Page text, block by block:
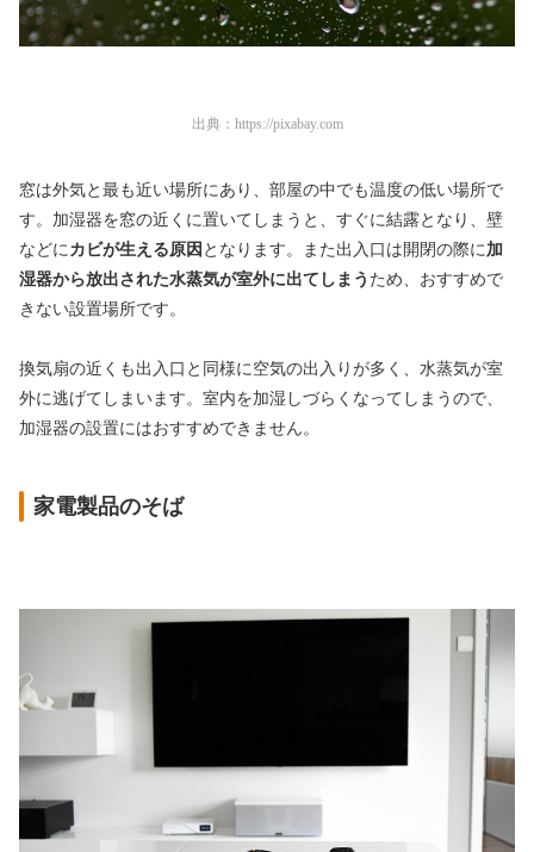
出典： https://pixabay.com
窓は外気と最も近い場所にあり、部屋の中でも温度の低い場所で
す。加湿器を窓の近くに置いてしまうと、すぐに結露となり、壁
などに カビが生える原因 となります。また出入口は開閉の際に 加
湿器から放出された水蒸気が室外に出てしまう ため、おすすめで
きない設置場所です。
換気扇の近くも出入口と同様に空気の出入りが多く、水蒸気が室
外に逃げてしまいます。室内を加湿しづらくなってしまうので、
加湿器の設置にはおすすめできません。
家電製品のそば